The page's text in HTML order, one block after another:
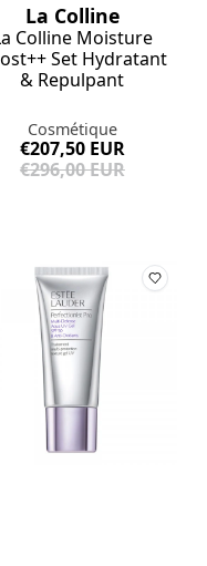
La Colline
Colline Moisture
Set Hydratant
& Repulpant
Cosmétique
€207,50 EUR
€296,00 EUR